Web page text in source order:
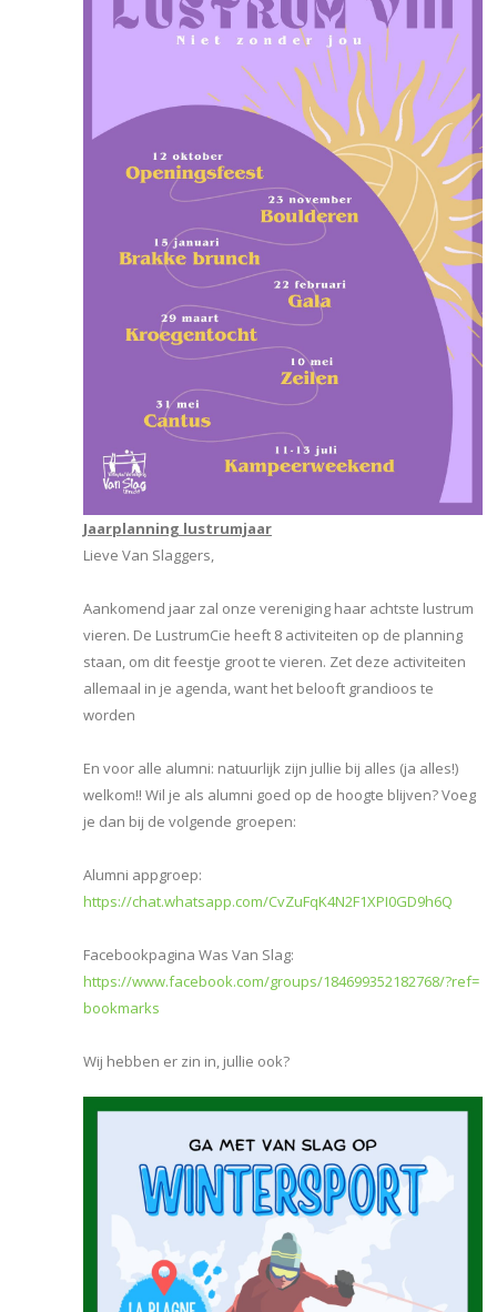
Jaarplanning lustrumjaar
Lieve Van Slaggers,
Aankomend jaar zal onze vereniging haar achtste lustrum
vieren. De LustrumCie heeft 8 activiteiten op de planning
staan, om dit feestje groot te vieren. Zet deze activiteiten
allemaal in je agenda, want het belooft grandioos te
worden
En voor alle alumni: natuurlijk zijn jullie bij alles (ja alles!)
welkom!! Wil je als alumni goed op de hoogte blijven? Voeg
je dan bij de volgende groepen:
Alumni appgroep:
https://chat.whatsapp.com/CvZuFqK4N2F1XPI0GD9h6Q
Facebookpagina Was Van Slag:
https://www.facebook.com/groups/184699352182768/?ref=
bookmarks
Wij hebben er zin in, jullie ook?